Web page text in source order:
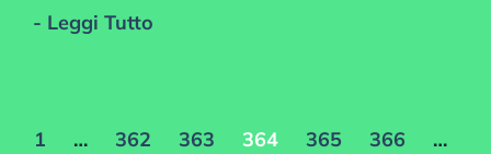
- Leggi Tutto
1 … 362 363 364 365 366
…